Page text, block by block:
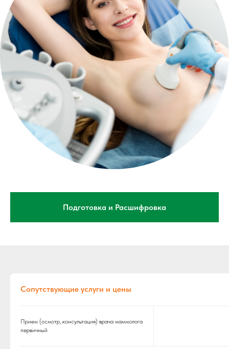
Подготовка и Расшифровка
Сопутствующие услуги и цены
Прием (осмотр, консультация) врача маммолога
первичный